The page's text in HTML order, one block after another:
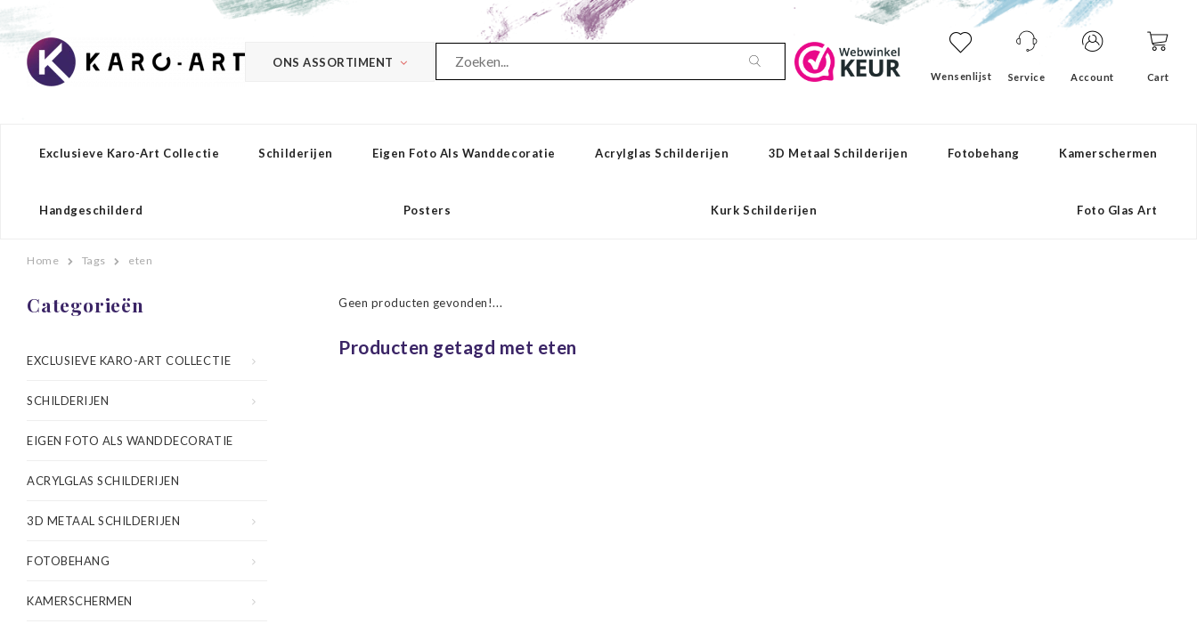
ONS ASSORTIMENT
Wensenlijst Service Account Cart
Exclusieve Karo-Art Collectie Schilderijen Eigen Foto Als Wanddecoratie Acrylglas Schilderijen 3D Metaal Schilderijen Fotobehang Kamerschermen
Handgeschilderd Posters Kurk Schilderijen Foto Glas Art
Home Tags eten
Categorieën
EXCLUSIEVE KARO-ART COLLECTIE
SCHILDERIJEN
EIGEN FOTO ALS WANDDECORATIE
ACRYLGLAS SCHILDERIJEN
3D METAAL SCHILDERIJEN
FOTOBEHANG
KAMERSCHERMEN
Geen producten gevonden!...
Producten getagd met eten